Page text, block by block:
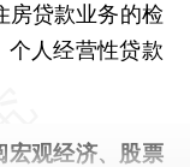
房贷款业务的检
个人经营性贷款
宏观经济、股票